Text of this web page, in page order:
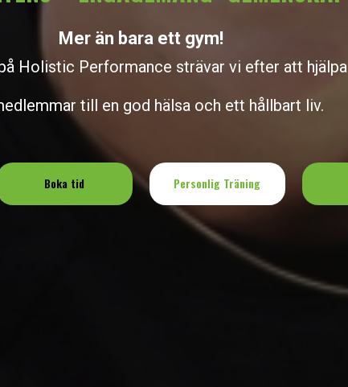
Mer än bara ett gym!
Holistic Performance strävar vi efter att hjälpa
till en god hälsa och ett hållbart liv.
Boka tid Personlig Träning